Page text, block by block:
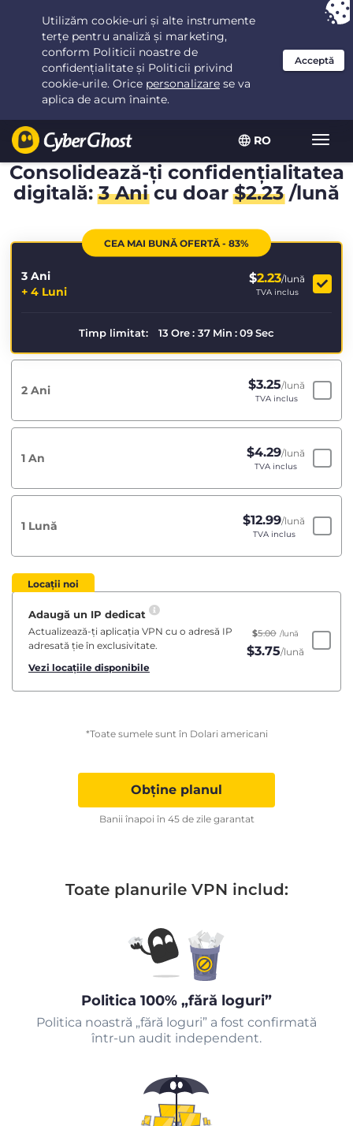
RO
Ai ales:Cea mai bună ofertăpentru 3.3333333333333ani la $
/lună
Consolidează-ți confidențialitatea
digitală:3 Anicu doar$2.23/lună
CEA MAI BUNĂ OFERTĂ - 83%
3 Ani
+ 4 Luni
$2.23/lună
TVA inclus
Timp limitat: 13 Ore: 37 Min :08Sec
2 Ani $3.25/lună
TVA inclus
1 An $4.29/lună
TVA inclus
1 Lună $12.99/lună
TVA inclus
Locații noi
Adaugă un IP dedicat
Actualizează-ți aplicația VPN cu o adresă IP
adresată ție în exclusivitate.
Vezi locațiile disponibile
$5.00 /lună
$3.75/lună
*Toate sumele sunt în Dolari americani
Obține planul
Banii înapoi în 45 de zile garantat
Toate planurile VPN includ:
Politica 100% „fără loguri”
Politica noastră „fără loguri” a fost confirmată
într-un audit independent.